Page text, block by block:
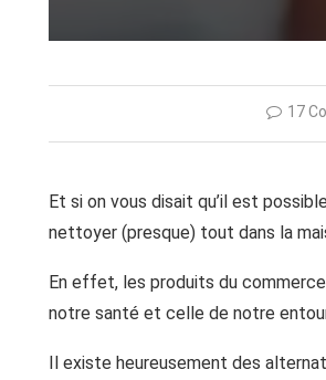
17
Et si on vous disait qu’il est
nettoyer (presque) tout dans la
En effet, les produits du
notre santé et celle de notre
Il existe heureusement des